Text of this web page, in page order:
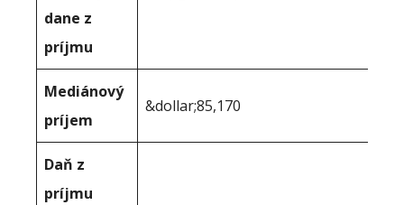
dane z
príjmu
Mediánový
príjem
&dollar;85,170
Daň z
príjmu